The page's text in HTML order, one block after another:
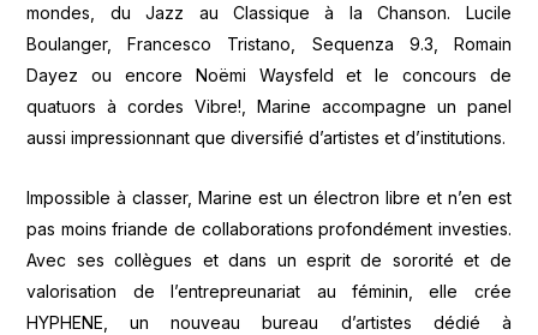
mondes, du Jazz au Classique à la Chanson. Lucile
Boulanger, Francesco Tristano, Sequenza 9.3, Romain
Dayez ou encore Noëmi Waysfeld et le concours de
quatuors à cordes Vibre!, Marine accompagne un panel
aussi impressionnant que diversifié d’artistes et d’institutions.
Impossible à classer, Marine est un électron libre et n’en est
pas moins friande de collaborations profondément investies.
Avec ses collègues et dans un esprit de sororité et de
valorisation de l’entrepreunariat au féminin, elle crée
HYPHENE, un nouveau bureau d’artistes dédié à